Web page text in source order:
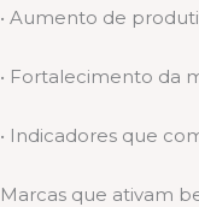
• Aumento de
• Fortalecimento da
• Indicadores que
Marcas que ativam